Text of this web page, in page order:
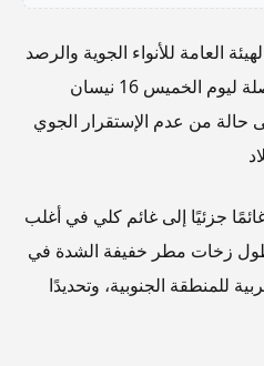
العامة للأنواء الجوية والرصد
الزلزالي، النشرة الجوية المفصلة ليوم الخميس 16 نيسان
حالة من عدم الإستقرار الجوي
جزئيًا إلى غائم كلي في أغلب
زخات مطر خفيفة الشدة في
للمنطقة الجنوبية، وتحديدًا